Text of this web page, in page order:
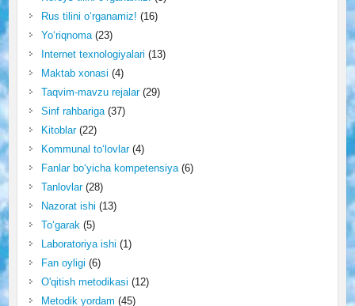
Rus tilini o‘rganamiz! (16)
Yo‘riqnoma(23)
Internet texnologiyalari (13)
Maktab xonasi (4)
Taqvim-mavzu rejalar(29)
Sinf rahbariga(37)
Kitoblar(22)
Kommunal to‘lovlar(4)
Fanlar bo‘yicha kompetensiya(6)
Tanlovlar(28)
Nazorat ishi (13)
To‘garak (5)
Laboratoriya ishi (1)
Fan oyligi (6)
O'qitish metodikasi (12)
Metodik yordam (45)